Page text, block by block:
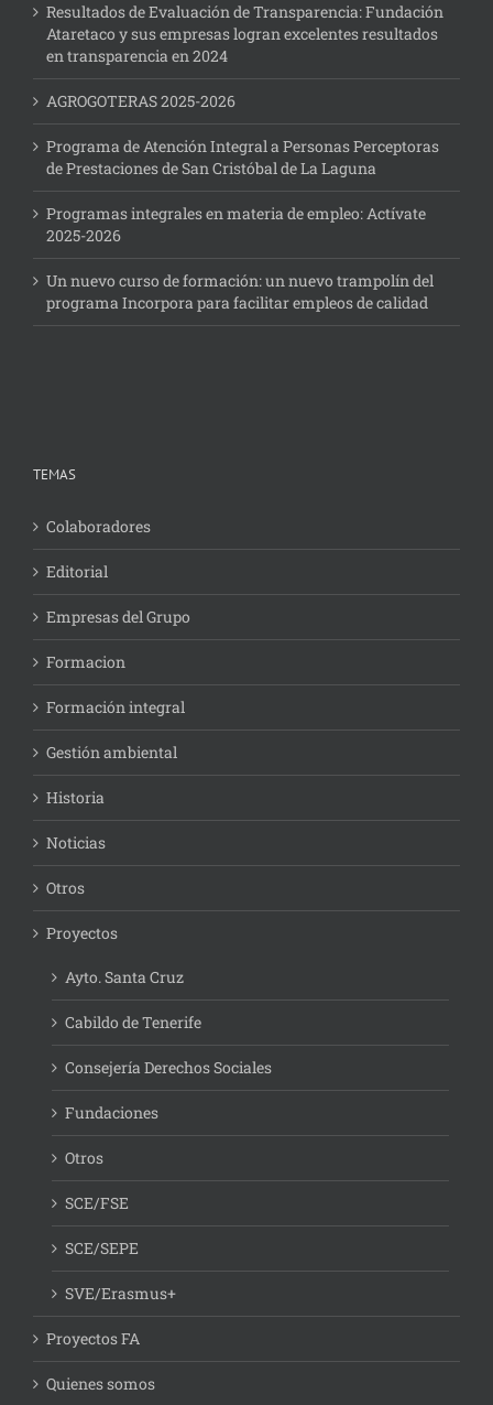
Resultados de Evaluación de Transparencia: Fundación
Ataretaco y sus empresas logran excelentes resultados
en transparencia en 2024
AGROGOTERAS 2025-2026
Programa de Atención Integral a Personas Perceptoras
de Prestaciones de San Cristóbal de La Laguna
Programas integrales en materia de empleo: Actívate
2025-2026
Un nuevo curso de formación: un nuevo trampolín del
programa Incorpora para facilitar empleos de calidad
TEMAS
Colaboradores
Editorial
Empresas del Grupo
Formacion
Formación integral
Gestión ambiental
Historia
Noticias
Otros
Proyectos
Ayto. Santa Cruz
Cabildo de Tenerife
Consejería Derechos Sociales
Fundaciones
Otros
SCE/FSE
SCE/SEPE
SVE/Erasmus+
Proyectos FA
Quienes somos